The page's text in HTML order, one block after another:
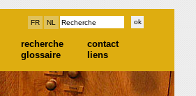
FR NL
recherche
contact
glossaire liens